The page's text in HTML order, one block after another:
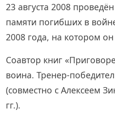
23 августа 2008
памяти погибших в
2008 года, на котором он
Соавтор книг
воина. Тренер-
(совместно с Алексеем
гг.).